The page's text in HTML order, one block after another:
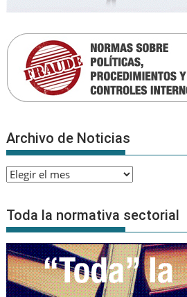
Archivo de Noticias
Archivo
Noticias
Toda la normativa sectorial